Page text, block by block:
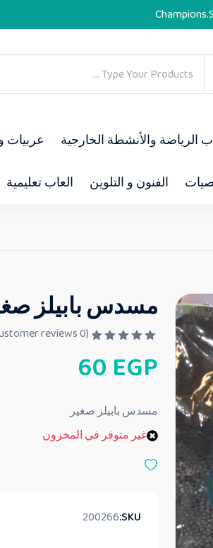
الرياضة والأنشطة الخارجية عربيات
الفنون و التلوين العاب تعليمية
مسدس بابيلز
م
ا
ي
م
ن
(
0
60 EGP
مسدس بابيلز صغير
غير متوفر في المخزون
SKU:
200266